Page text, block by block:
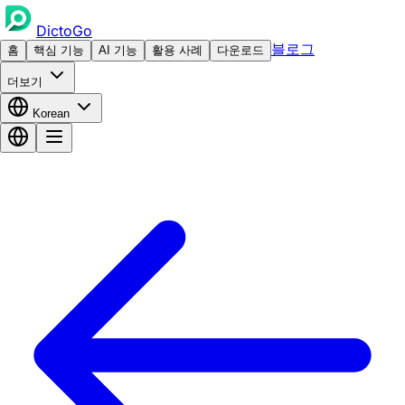
DictoGo
홈 핵심 기능 AI 기능 활용 사례 다운로드 블로그
더보기
Korean